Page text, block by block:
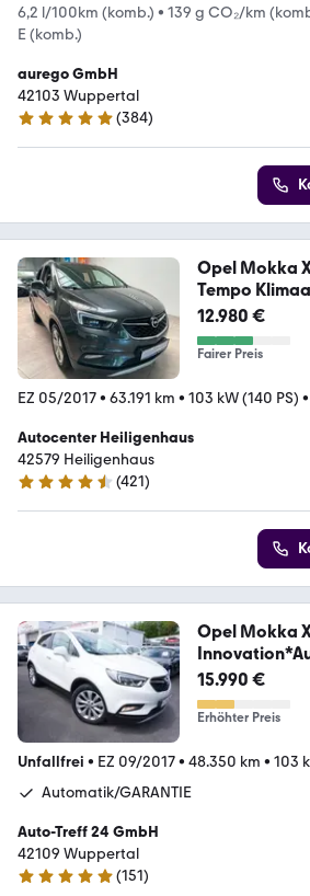
6,2 l/100km (komb.) • 139 g CO₂/km
E (komb.)
aurego GmbH
42103 Wuppertal
4.8 Sterne
(384)
Opel Mokka
Tempo
12.980 €
Fairer Preis
EZ 05/2017• 63.191 km • 103 kW (140 PS) •
Autocenter Heiligenhaus
42579 Heiligenhaus
4.5 Sterne
(421)
Opel Mokka
LED*GARANTIE
15.990 €
Erhöhter Preis
Unfallfrei • EZ 09/2017• 48.350 km • 103
Automatik/GARANTIE
Auto-Treff 24 GmbH
42109 Wuppertal
5 Sterne
(151)